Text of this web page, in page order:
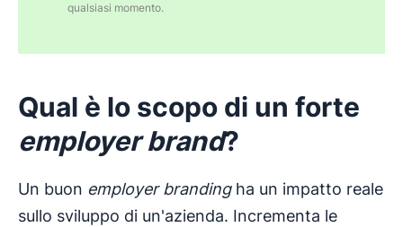
qualsiasi momento.
Qual è lo scopo di un forte
employer brand?
Un buon employer brandingha un impatto reale
sullo sviluppo di un'azienda. Incrementa le